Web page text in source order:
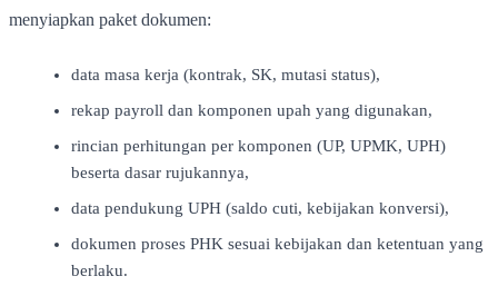
menyiapkan paket dokumen:
data masa kerja (kontrak, SK, mutasi status),
rekap payroll dan komponen upah yang digunakan,
rincian perhitungan per komponen (UP, UPMK, UPH)
beserta dasar rujukannya,
data pendukung UPH (saldo cuti, kebijakan konversi),
dokumen proses PHK sesuai kebijakan dan ketentuan yang
berlaku.